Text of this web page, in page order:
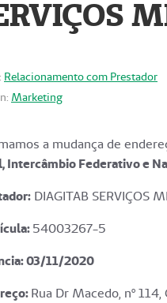
Relacionamento com Prestador
Marketing
a mudança de
Intercâmbio Federativo e
DIAGITAB SERVIÇOS
54003267-5
03/11/2020
:Rua Dr Macedo, nº